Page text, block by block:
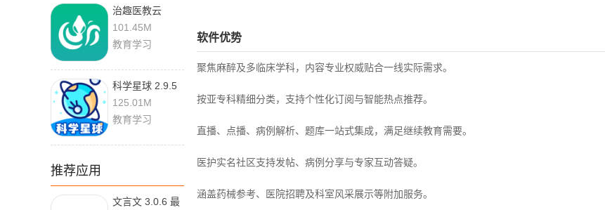
治趣医教云
3.9.7
101.45M
教育学习
科学星球 2.9.5
手机版
125.01M
教育学习
推荐应用
文言文 3.0.6 最
软件优势
聚焦麻醉及多临床学科，内容专业权威贴合一线实际需求。
按亚专科精细分类，支持个性化订阅与智能热点推荐。
直播、点播、病例解析、题库一站式集成，满足继续教育需要。
医护实名社区支持发帖、病例分享与专家互动答疑。
涵盖药械参考、医院招聘及科室风采展示等附加服务。